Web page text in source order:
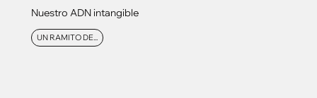
Nuestro ADN intangible
UN RAMITO DE...